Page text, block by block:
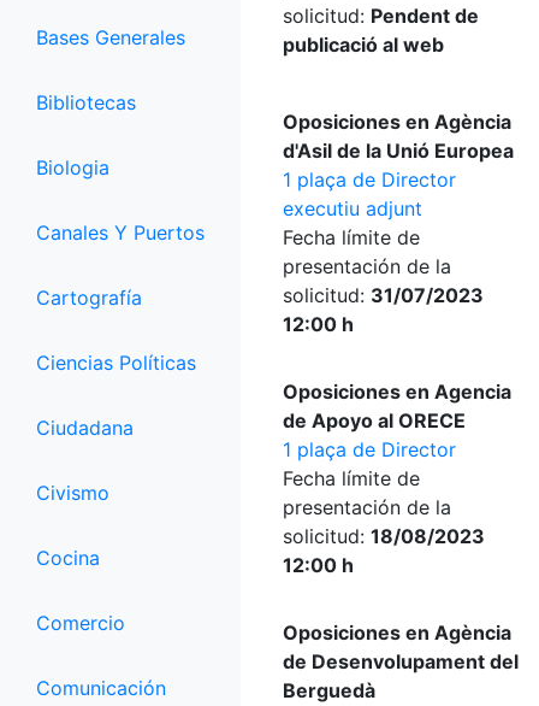
Bases Generales
Bibliotecas
Biologia
Canales Y Puertos
Cartografía
Ciencias Políticas
Ciudadana
Civismo
Cocina
Comercio
Comunicación
solicitud: Pendent de
publicació al web
Oposiciones en Agència
d'Asil de la Unió Europea
1 plaça de Director
executiu adjunt
Fecha límite de
presentación de la
solicitud: 31/07/2023
12:00 h
Oposiciones en Agencia
de Apoyo al ORECE
1 plaça de Director
Fecha límite de
presentación de la
solicitud: 18/08/2023
12:00 h
Oposiciones en Agència
de Desenvolupament del
Berguedà